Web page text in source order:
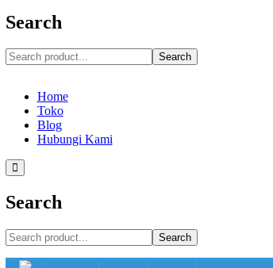
Search
Search
Home
Toko
Blog
Hubungi Kami
Search
Search